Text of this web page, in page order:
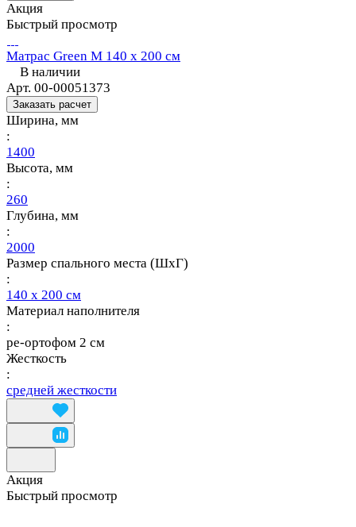
Акция
Быстрый просмотр
Матрас Green M 140 х 200 см
В наличии
Арт. 00-00051373
Заказать расчет
Ширина, мм
:
1400
Высота, мм
:
260
Глубина, мм
:
2000
Размер спального места (ШхГ)
:
140 х 200 см
Материал наполнителя
:
ре-ортофом 2 см
Жесткость
:
средней жесткости
Акция
Быстрый просмотр